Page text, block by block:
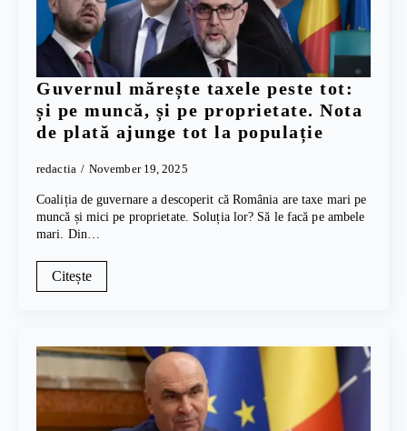
Guvernul mărește taxele peste tot:
și pe muncă, și pe proprietate. Nota
de plată ajunge tot la populație
redactia November 19, 2025
Coaliția de guvernare a descoperit că România are taxe mari pe
muncă și mici pe proprietate. Soluția lor? Să le facă pe ambele
mari. Din…
Citește